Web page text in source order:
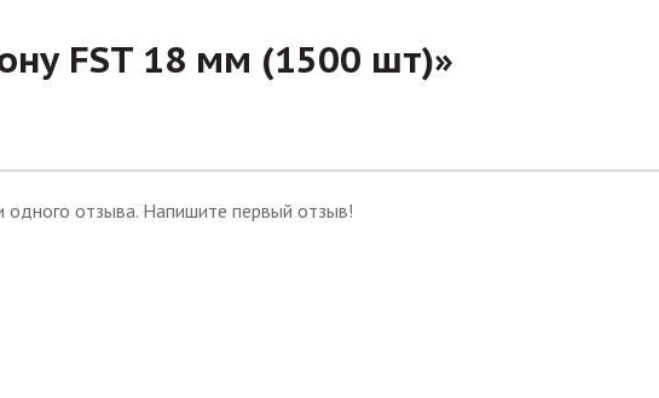
FST 18 мм (1500 шт)»
одного отзыва. Напишите первый отзыв!